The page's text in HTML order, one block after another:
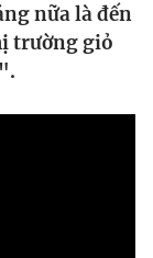
nữa là đến
trường giỏ